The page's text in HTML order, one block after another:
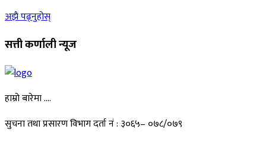
अझै पढ्नुहोस्
सत्ती कर्णाली न्यूज
हाम्रो बारेमा ….
सुचना तथा प्रसारण विभाग दर्ता नं : ३०६५– ०७८/०७९